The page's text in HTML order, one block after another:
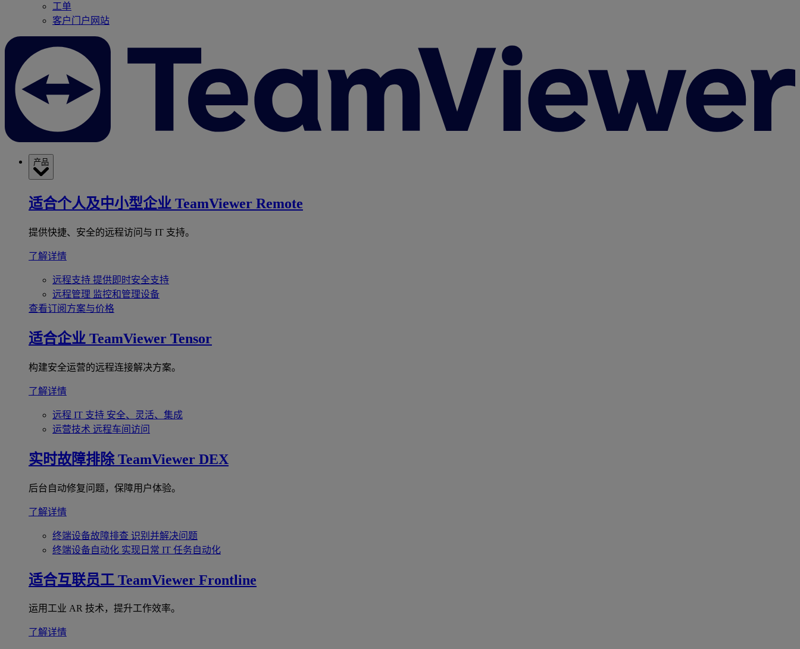
工单
客户门户网站
产品
适合个人及中小型企业 TeamViewer Remote
提供快捷、安全的远程访问与 IT 支持。
了解详情
远程支持 提供即时安全支持
远程管理 监控和管理设备
查看订阅方案与价格
适合企业 TeamViewer Tensor
构建安全运营的远程连接解决方案。
了解详情
远程 IT 支持 安全、灵活、集成
运营技术 远程车间访问
实时故障排除 TeamViewer DEX
后台自动修复问题，保障用户体验。
了解详情
终端设备故障排查 识别并解决问题
终端设备自动化 实现日常 IT 任务自动化
适合互联员工 TeamViewer Frontline
运用工业 AR 技术，提升工作效率。
了解详情